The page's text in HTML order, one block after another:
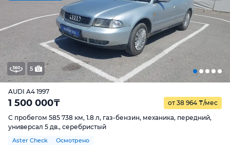
5
AUDI A4 1997
1 500 000₸ от 38 964 ₸/мес
С пробегом 585 738 км, 1.8 л, газ-бензин, механика, передний,
универсал 5 дв., серебристый
Aster Check Осмотрено